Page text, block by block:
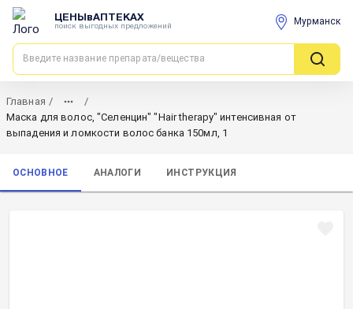
ЦЕНЫвАПТЕКАХ
поиск выгодных предложений Мурманск
Главная /
/
Маска для волос, "Селенцин" "Hair therapy" интенсивная от
выпадения и ломкости волос банка 150мл, 1
ОСНОВНОЕ АНАЛОГИ ИНСТРУКЦИЯ